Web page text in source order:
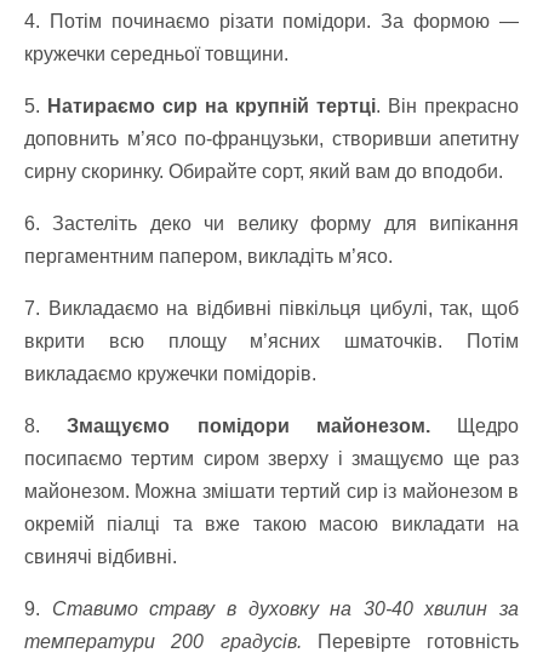
4. Потім починаємо різати помідори. За формою —
кружечки середньої товщини.
5. Натираємо сир на крупній тертці. Він прекрасно
доповнить м’ясо по-французьки, створивши апетитну
сирну скоринку. Обирайте сорт, який вам до вподоби.
6. Застеліть деко чи велику форму для випікання
пергаментним папером, викладіть м’ясо.
7. Викладаємо на відбивні півкільця цибулі, так, щоб
вкрити всю площу м’ясних шматочків. Потім
викладаємо кружечки помідорів.
8.Змащуємо помідори майонезом.Щедро
посипаємо тертим сиром зверху і змащуємо ще раз
майонезом. Можна змішати тертий сир із майонезом в
окремій піалці та вже такою масою викладати на
свинячі відбивні.
9. Ставимо страву в духовку на 30-40 хвилин за
температури 200 градусів. Перевірте готовність